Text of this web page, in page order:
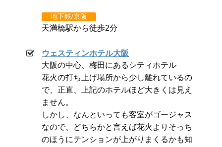
地下鉄/京阪
天満橋駅から徒歩2分
ウェスティンホテル大阪
大阪の中心、梅田にあるシティホテル
花火の打ち上げ場所から少し離れているの
で、正直、上記のホテルほど大きくは見え
ません。
しかし、なんといっても客室がゴージャス
なので、どちらかと言えば花火よりそっち
のほうにテンションが上がりまくるかも知